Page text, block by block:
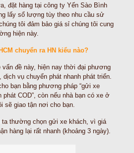
đặt hàng tại công ty Yến Sào Bình
lấy sổ lượng tùy theo nhu cầu sử
tôi đảm bảo giá sỉ chúng tôi cung
hiện này.
chuyển ra HN kiểu nào?
vấn đề này, hiện nay thời đại phương
vụ chuyển phát nhanh phát triển.
bạn bằng phương pháp “gửi xe
phát COD”, còn nếu nhà bạn có xe ở
sẽ giao tận nơi cho bạn.
thường chọn gửi xe khách, vì giá
hàng lại rất nhanh (khoảng 3 ngày).